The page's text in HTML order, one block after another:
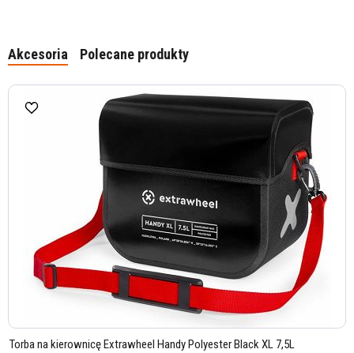
Akcesoria Polecane produkty
Torba na kierownicę Extrawheel Handy Polyester Black XL 7,5L